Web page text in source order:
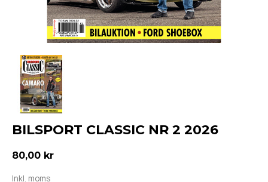
BILSPORT CLASSIC NR 2 2026
80,00 kr
Inkl. moms